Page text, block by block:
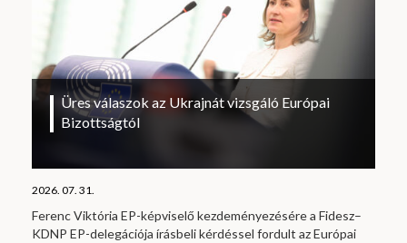
Üres válaszok az Ukrajnát vizsgáló Európai
Bizottságtól
2026. 07. 31.
Ferenc Viktória EP-képviselő kezdeményezésére a Fidesz–
KDNP EP-delegációja írásbeli kérdéssel fordult az Európai